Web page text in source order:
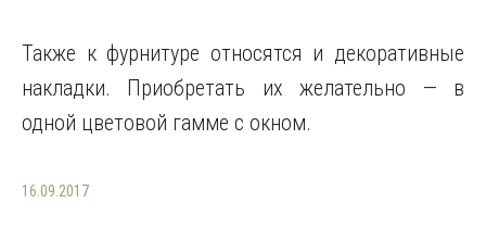
Также к фурнитуре относятся и декоративные
накладки. Приобретать их желательно — в
одной цветовой гамме с окном.
16.09.2017